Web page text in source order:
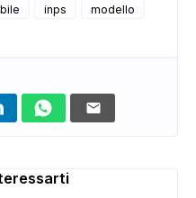
inps
modello